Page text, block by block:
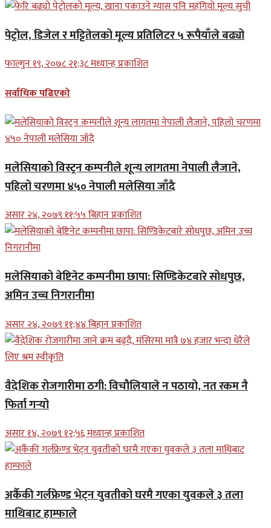
पेट्रोल, डिजेल र मट्टितेलको मूल्य प्रतिलिटर ५ रूपैयाँले बढ्यो
फाल्गुन १९, २०७८ २१;३८ मध्यान्ह प्रकाशित
सर्वाधिक पढिएको
मलेसियाको विस्ट्रन कम्पनीले शून्य लागतमा नेपाली लैजाने,
पहिलो चरणमा ४५० नेपाली मलेसिया जाँदै
असार २४, २०७९ ११;५५ बिहान प्रकाशित
मलेसियाको बेष्टिनेट कम्पनीमा छापा: सिण्डिकेटबारे सोधपुछ,
अमिन उच्च निगरानीमा
असार २४, २०७९ ११;४४ बिहान प्रकाशित
वैदेशिक रोजगारीमा ठगी: विचौलियाले न पठायो, नत रकम नै
फिर्ता गर्‍यो
असार १४, २०७९ १२;५६ मध्यान्ह प्रकाशित
अर्कैकी गर्लफ्रेण्ड भेट्न युवतीको घरमै गएका युवकले ३ तला
माथिबाट हाम्फाले